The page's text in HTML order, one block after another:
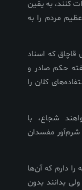
كنند، به يقين
مردم را به
قاچاق كه اسناد
حكم صادر و
كلان را
شجاع، با
مفسدان
دارم كه آن‌ها
بدانند بدون